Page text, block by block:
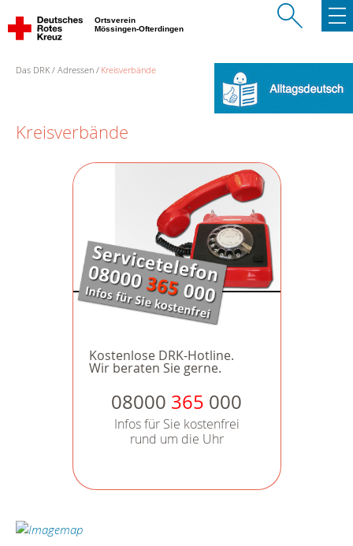
Ortsverein
Mössingen-Ofterdingen
Das DRK Adressen Kreisverbände
Kreisverbände
Kostenlose DRK-Hotline.
Wir beraten Sie gerne.
08000 365 000
Infos für Sie kostenfrei
rund um die Uhr